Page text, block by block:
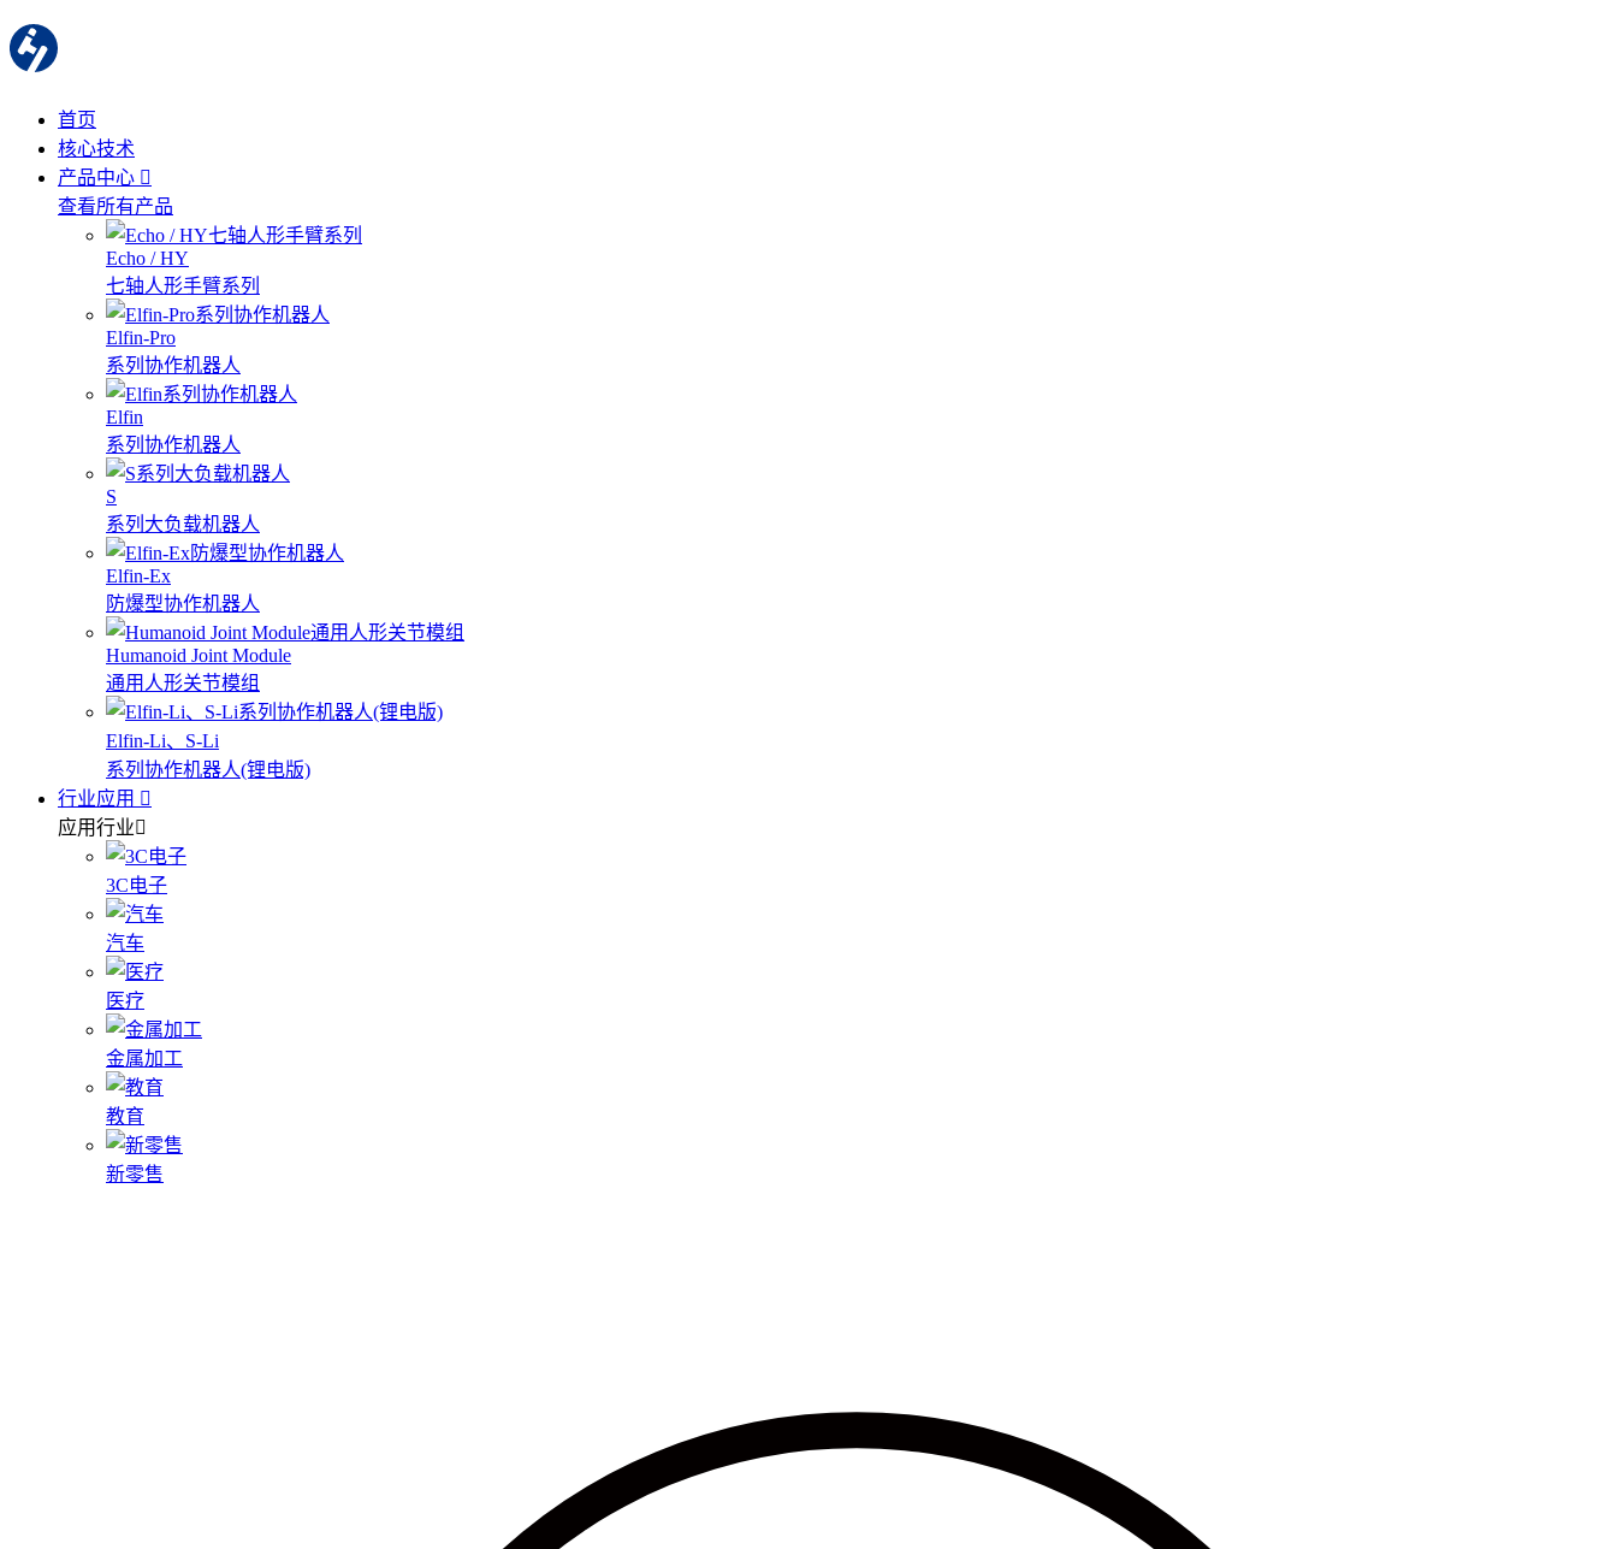
首页
核心技术
产品中心
查看所有产品
Echo / HY
七轴人形手臂系列
Elfin-Pro
系列协作机器人
Elfin
系列协作机器人
S
系列大负载机器人
Elfin-Ex
防爆型协作机器人
Humanoid Joint Module
通用人形关节模组
Elfin-Li、S-Li
系列协作机器人(锂电版)
行业应用
应用行业
3C电子
汽车
医疗
金属加工
教育
新零售